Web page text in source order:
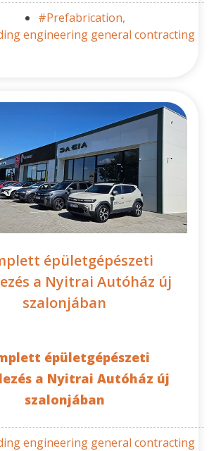
#Prefabrication,
engineering general contracting
épületgépészeti
a Nyitrai Autóház új
szalonjában
épületgépészeti
a Nyitrai Autóház új
szalonjában
engineering general contracting